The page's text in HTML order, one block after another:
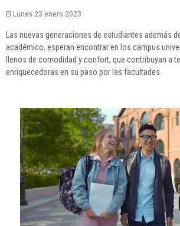
El Lunes 23 enero 2023
Las nuevas generaciones de estudiantes además
académico, esperan encontrar en los campus
llenos de comodidad y confort, que contribuyan a
enriquecedoras en su paso por las facultades.